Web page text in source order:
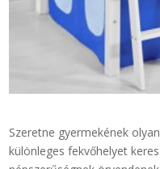
Szeretne gyermekének
különleges fekvőhelyet